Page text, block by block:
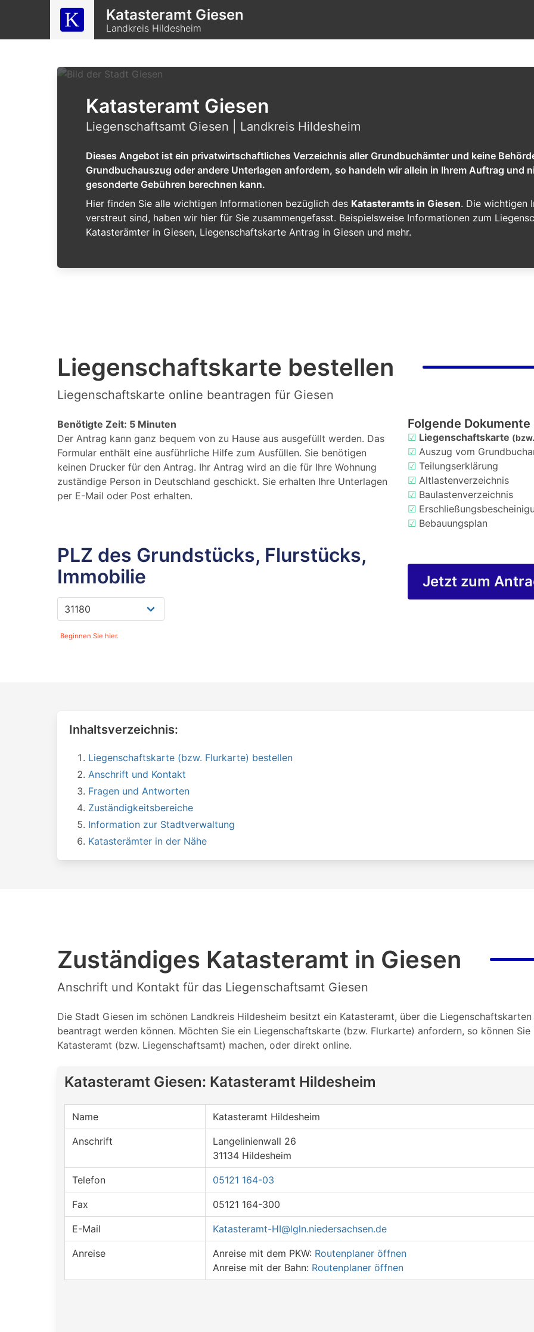
Katasteramt Giesen
Landkreis Hildesheim
Katasteramt Giesen
Liegenschaftsamt Giesen | Landkreis Hildesheim
Dieses Angebot ist ein privatwirtschaftliches Verzeichnis aller Grundbuchämter und keine
Grundbuchauszug oder andere Unterlagen anfordern, so handeln wir allein in Ihrem Auftrag und
gesonderte Gebühren berechnen kann.
Hier finden Sie alle wichtigen Informationen bezüglich des Katasteramts in Giesen. Die wichtigen
verstreut sind, haben wir hier für Sie zusammengefasst. Beispielsweise Informationen zum
Katasterämter in Giesen, Liegenschaftskarte Antrag in Giesen und mehr.
Liegenschaftskarte bestellen
Liegenschaftskarte online beantragen für Giesen
Benötigte Zeit: 5 Minuten
Der Antrag kann ganz bequem von zu Hause aus ausgefüllt werden. Das
Formular enthält eine ausführliche Hilfe zum Ausfüllen. Sie benötigen
keinen Drucker für den Antrag. Ihr Antrag wird an die für Ihre Wohnung
zuständige Person in Deutschland geschickt. Sie erhalten Ihre Unterlagen
per E-Mail oder Post erhalten.
Folgende
☑ Liegenschaftskarte
☑ Auszug vom
☑ Teilungserklärung
☑ Altlastenverzeichnis
☑ Baulastenverzeichnis
☑
☑ Bebauungsplan
PLZ des Grundstücks, Flurstücks,
Immobilie
Beginnen Sie hier.
Jetzt zum
Inhaltsverzeichnis:
Liegenschaftskarte (bzw. Flurkarte) bestellen
Anschrift und Kontakt
Fragen und Antworten
Zuständigkeitsbereiche
Information zur Stadtverwaltung
Katasterämter in der Nähe
Zuständiges Katasteramt in Giesen
Anschrift und Kontakt für das Liegenschaftsamt Giesen
Die Stadt Giesen im schönen Landkreis Hildesheim besitzt ein Katasteramt, über die
beantragt werden können. Möchten Sie ein Liegenschaftskarte (bzw. Flurkarte) anfordern, so können
Katasteramt (bzw. Liegenschaftsamt) machen, oder direkt online.
Katasteramt Giesen: Katasteramt Hildesheim
Name Katasteramt Hildesheim
Anschrift
Langelinienwall 26
31134 Hildesheim
Telefon 05121 164-03
Fax 05121 164-300
E-Mail Katasteramt-HI@lgln.niedersachsen.de
Anreise Anreise mit dem PKW: Routenplaner öffnen
Anreise mit der Bahn: Routenplaner öffnen